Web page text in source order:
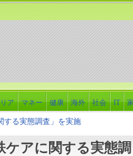
ア マネー 健康 海外 社会 IT
する実態調査」を実施
ケアに関する実態調